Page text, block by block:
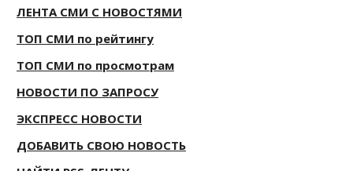
ЛЕНТА СМИ С НОВОСТЯМИ
ТОП СМИ по рейтингу
ТОП СМИ по просмотрам
НОВОСТИ ПО ЗАПРОСУ
ЭКСПРЕСС НОВОСТИ
ДОБАВИТЬ СВОЮ НОВОСТЬ